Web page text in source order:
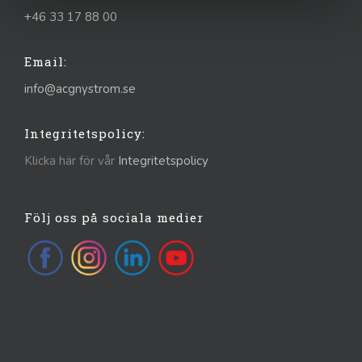
+46 33 17 88 00
Email:
info@acgnystrom.se
Integritetspolicy:
Klicka här för vår Integritetspolicy
Följ oss på sociala medier